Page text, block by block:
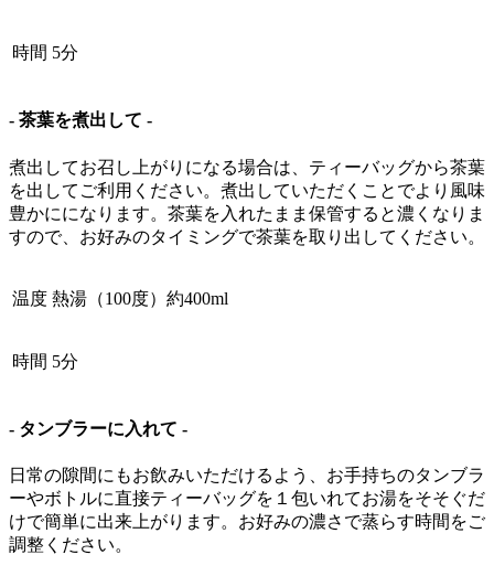
時間 5分
- 茶葉を煮出して -
煮出してお召し上がりになる場合は、ティーバッグから茶葉
を出してご利用ください。煮出していただくことでより風味
豊かにになります。茶葉を入れたまま保管すると濃くなりま
すので、お好みのタイミングで茶葉を取り出してください。
温度 熱湯（100度）約400ml
時間 5分
- タンブラーに入れて -
日常の隙間にもお飲みいただけるよう、お手持ちのタンブラ
ーやボトルに直接ティーバッグを１包いれてお湯をそそぐだ
けで簡単に出来上がります。お好みの濃さで蒸らす時間をご
調整ください。